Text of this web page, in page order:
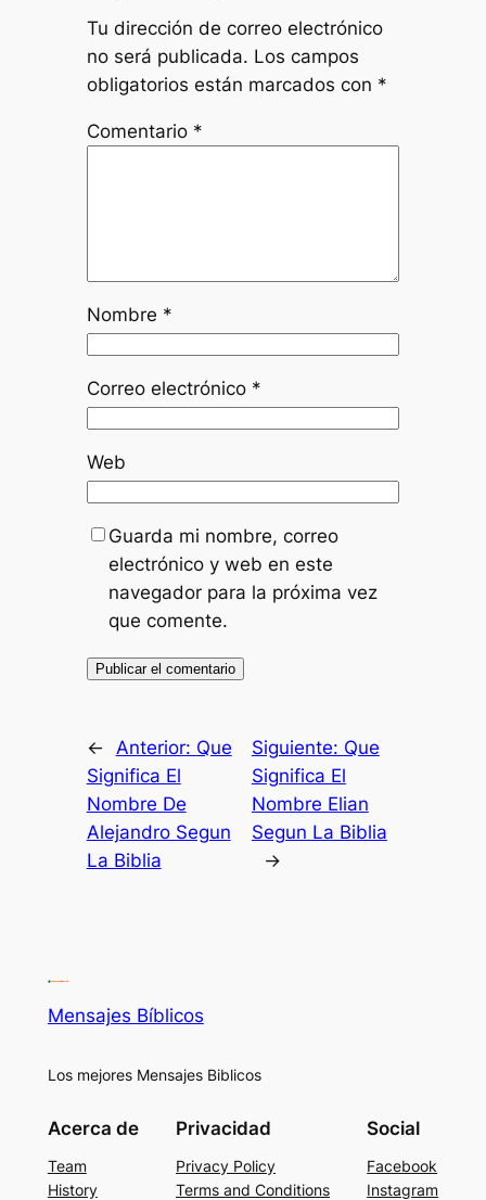
Tu dirección de correo electrónico
no será publicada. Los campos
obligatorios están marcados con *
Comentario *
Nombre *
Correo electrónico *
Web
Guarda mi nombre, correo
electrónico y web en este
navegador para la próxima vez
que comente.
← Anterior: Que
Significa El
Nombre De
Alejandro Segun
La Biblia
Siguiente: Que
Significa El
Nombre Elian
Segun La Biblia
→
Mensajes Bíblicos
Los mejores Mensajes Biblicos
Acerca de
Team
History
Privacidad
Privacy Policy
Terms and Conditions
Social
Facebook
Instagram